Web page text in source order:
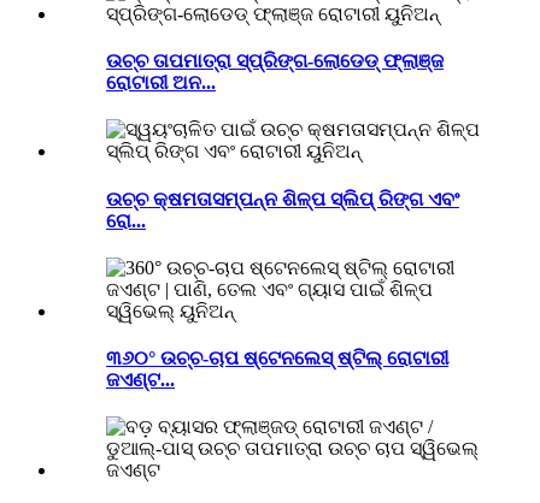
ଉଚ୍ଚ ତାପମାତ୍ରା ସ୍ପ୍ରିଙ୍ଗ-ଲୋଡେଡ୍ ଫ୍ଲାଞ୍ଜ
ରୋଟାରୀ ଅନ...
ଉଚ୍ଚ କ୍ଷମତାସମ୍ପନ୍ନ ଶିଳ୍ପ ସ୍ଲିପ୍ ରିଙ୍ଗ ଏବଂ
ରୋ...
୩୬୦° ଉଚ୍ଚ-ଚାପ ଷ୍ଟେନଲେସ୍ ଷ୍ଟିଲ୍ ରୋଟାରୀ
ଜଏଣ୍ଟ...